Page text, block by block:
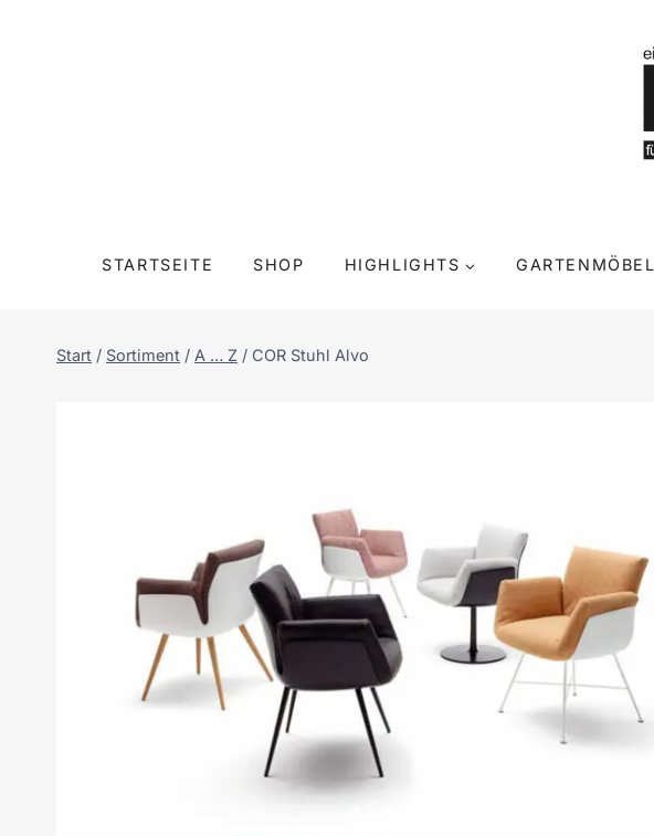
STARTSEITE SHOP HIGHLIGHTS GARTENMÖBEL
Start / Sortiment / A … Z / COR Stuhl Alvo